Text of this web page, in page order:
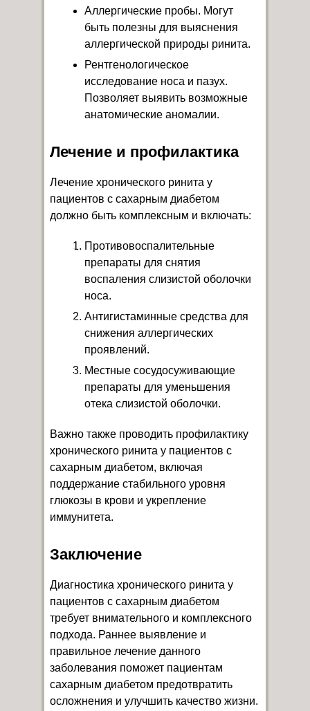
Аллергические пробы. Могут
быть полезны для выяснения
аллергической природы ринита.
Рентгенологическое
исследование носа и пазух.
Позволяет выявить возможные
анатомические аномалии.
Лечение и профилактика
Лечение хронического ринита у
пациентов с сахарным диабетом
должно быть комплексным и включать:
Противовоспалительные
препараты для снятия
воспаления слизистой оболочки
носа.
Антигистаминные средства для
снижения аллергических
проявлений.
Местные сосудосуживающие
препараты для уменьшения
отека слизистой оболочки.
Важно также проводить профилактику
хронического ринита у пациентов с
сахарным диабетом, включая
поддержание стабильного уровня
глюкозы в крови и укрепление
иммунитета.
Заключение
Диагностика хронического ринита у
пациентов с сахарным диабетом
требует внимательного и комплексного
подхода. Раннее выявление и
правильное лечение данного
заболевания поможет пациентам
сахарным диабетом предотвратить
осложнения и улучшить качество жизни.